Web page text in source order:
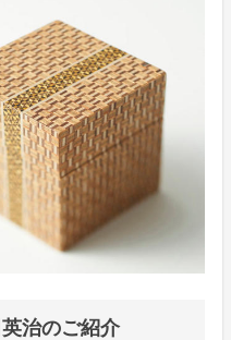
治のご紹介